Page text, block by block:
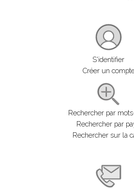
S'identifier
Créer un
Rechercher par
Rechercher par
Rechercher sur la